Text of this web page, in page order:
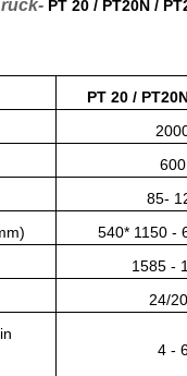
PT 20 / PT20N /
PT 20 /
600
85-
540* 1150 -
1585 -
24/
4 -